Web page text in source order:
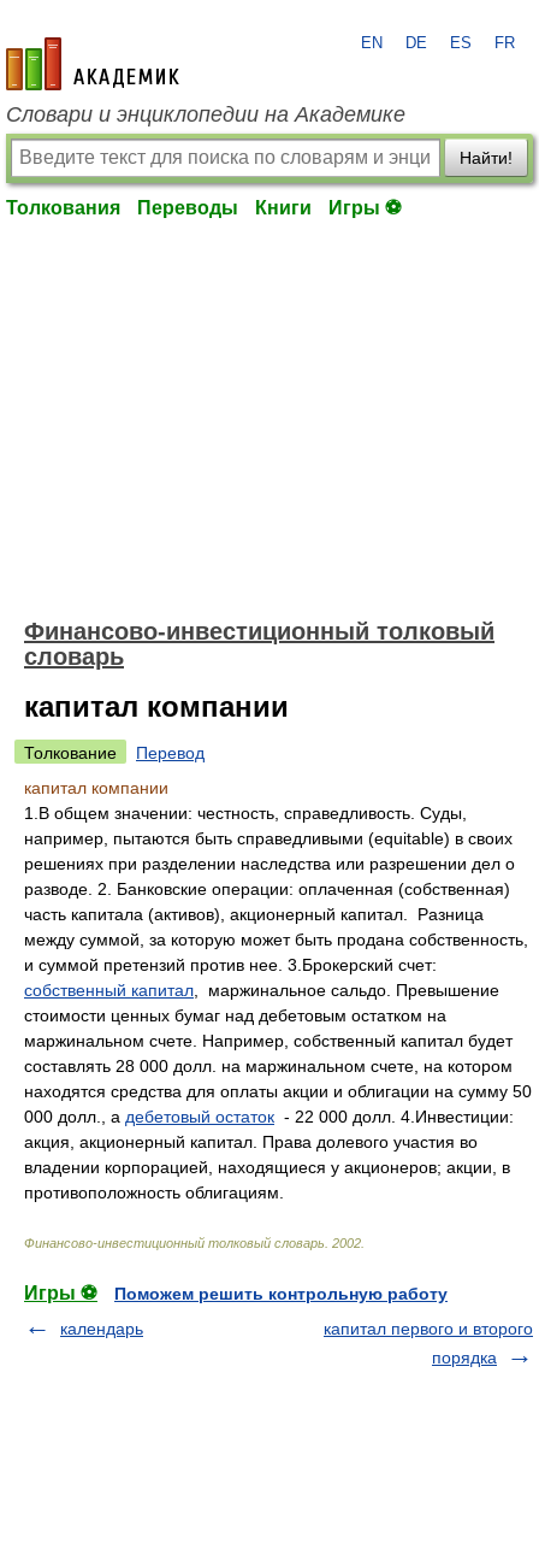
academic.ru
EN DE ES FR
Словари и энциклопедии на Академике
Найти!
Толкования Переводы Книги Игры ⚽
Финансово-инвестиционный толковый
словарь
капитал компании
Толкование
Перевод
капитал компании
1.В общем значении: честность, справедливость. Суды,
например, пытаются быть справедливыми (equitable) в своих
решениях при разделении наследства или разрешении дел о
разводе. 2. Банковские операции: оплаченная (собственная)
часть капитала (активов), акционерный капитал. Разница
между суммой, за которую может быть продана собственность,
и суммой претензий против нее. 3.Брокерский счет:
собственный капитал , маржинальное сальдо. Превышение
стоимости ценных бумаг над дебетовым остатком на
маржинальном счете. Например, собственный капитал будет
составлять 28 000 долл. на маржинальном счете, на котором
находятся средства для оплаты акции и облигации на сумму 50
000 долл., а дебетовый остаток - 22 000 долл. 4.Инвестиции:
акция, акционерный капитал. Права долевого участия во
владении корпорацией, находящиеся у акционеров; акции, в
противоположность облигациям.
Финансово-инвестиционный толковый словарь 2002
Игры ⚽
Поможем решить контрольную работу
календарь
капитал первого и второго
порядка